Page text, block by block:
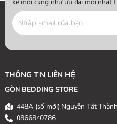
kế mới cũng như ưu đãi mới nhất
THÔNG TIN LIÊN HỆ
GÒN BEDDING STORE
448A (số mới) Nguyễn Tất
0866840786